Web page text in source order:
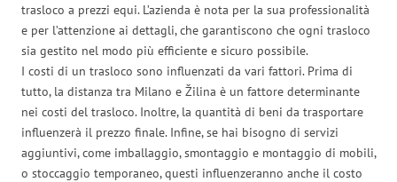
trasloco a prezzi equi. L’azienda è nota per la sua professionalità
e per l’attenzione ai dettagli, che garantiscono che ogni trasloco
sia gestito nel modo più efficiente e sicuro possibile.
I costi di un trasloco sono influenzati da vari fattori. Prima di
tutto, la distanza tra Milano e Žilina è un fattore determinante
nei costi del trasloco. Inoltre, la quantità di beni da trasportare
influenzerà il prezzo finale. Infine, se hai bisogno di servizi
aggiuntivi, come imballaggio, smontaggio e montaggio di mobili,
o stoccaggio temporaneo, questi influenzeranno anche il costo